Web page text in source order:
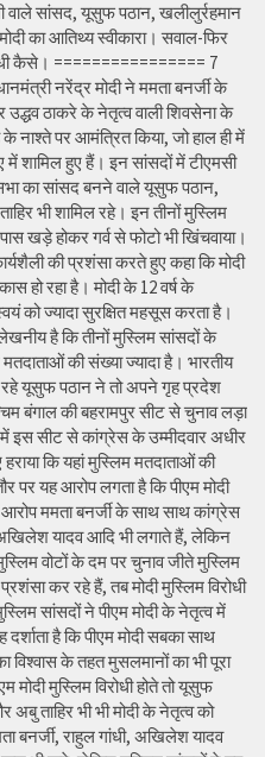
वाले सांसद, यूसुफ पठान, खलीलुर्रहमान
का आतिथ्य स्वीकारा। सवाल-फिर
कैसे। ================ 7
नरेंद्र मोदी ने ममता बनर्जी के
उद्धव ठाकरे के नेतृत्व वाली शिवसेना के
नाश्ते पर आमंत्रित किया, जो हाल ही में
शामिल हुए हैं। इन सांसदों में टीएमसी
का सांसद बनने वाले यूसुफ पठान,
भी शामिल रहे। इन तीनों मुस्लिम
खड़े होकर गर्व से फोटो भी खिंचवाया।
की प्रशंसा करते हुए कहा कि मोदी
हो रहा है। मोदी के 12 वर्ष के
को ज्यादा सुरक्षित महसूस करता है।
है कि तीनों मुस्लिम सांसदों के
की संख्या ज्यादा है। भारतीय
यूसुफ पठान ने तो अपने गृह प्रदेश
बंगाल की बहरामपुर सीट से चुनाव लड़ा
में इस सीट से कांग्रेस के उम्मीदवार अधीर
कि यहां मुस्लिम मतदाताओं की
पर यह आरोप लगता है कि पीएम मोदी
आरोप ममता बनर्जी के साथ साथ कांग्रेस
यादव आदि भी लगाते हैं, लेकिन
वोटों के दम पर चुनाव जीते मुस्लिम
कर रहे हैं, तब मोदी मुस्लिम विरोधी
सांसदों ने पीएम मोदी के नेतृत्व में
है कि पीएम मोदी सबका साथ
के तहत मुसलमानों का भी पूरा
मोदी मुस्लिम विरोधी होते तो यूसुफ
अबु ताहिर भी भी मोदी के नेतृत्व को
बनर्जी, राहुल गांधी, अखिलेश यादव